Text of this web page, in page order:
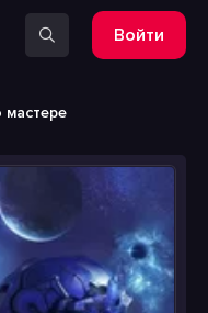
Войти
мастере